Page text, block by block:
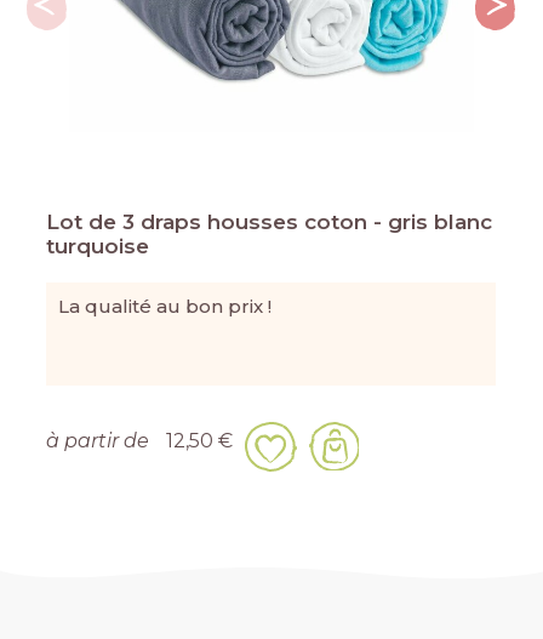
Lot de 3 draps housses coton - gris blanc
turquoise
La qualité au bon prix !
à partir de 12,50 €